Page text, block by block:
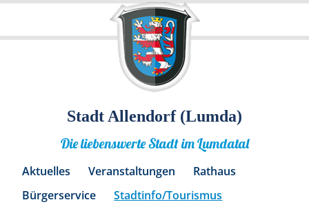
Stadt Allendorf (Lumda)
Die liebenswerte Stadt im Lumdatal
Aktuelles Veranstaltungen
Rathaus
Bürgerservice
Stadtinfo/Tourismus